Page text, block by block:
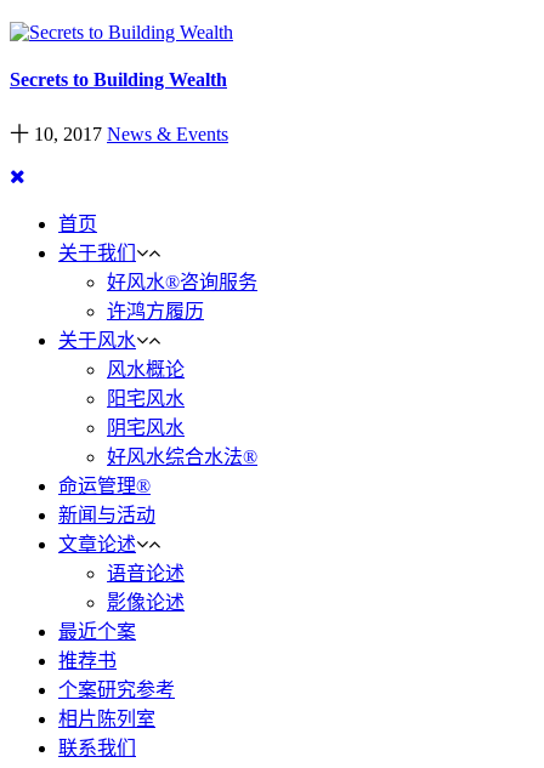
Secrets to Building Wealth
十 10, 2017 News & Events
首页
关于我们
好风水®咨询服务
许鸿方履历
关于风水
风水概论
阳宅风水
阴宅风水
好风水综合水法®
命运管理®
新闻与活动
文章论述
语音论述
影像论述
最近个案
推荐书
个案研究参考
相片陈列室
联系我们